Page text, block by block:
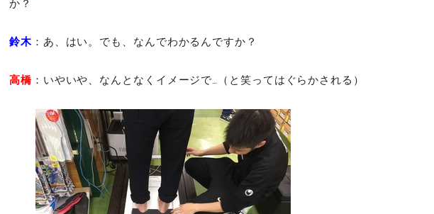
か？
鈴木：あ、はい。でも、なんでわかるんですか？
高橋 ：いやいや、なんとなくイメージで…（と笑ってはぐらかされる）